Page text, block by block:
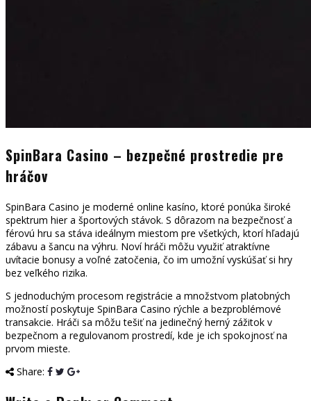
SpinBara Casino – bezpečné prostredie pre
hráčov
SpinBara Casino je moderné online kasíno, ktoré ponúka široké
spektrum hier a športových stávok. S dôrazom na bezpečnosť a
férovú hru sa stáva ideálnym miestom pre všetkých, ktorí hľadajú
zábavu a šancu na výhru. Noví hráči môžu využiť atraktívne
uvítacie bonusy a voľné zatočenia, čo im umožní vyskúšať si hry
bez veľkého rizika.
S jednoduchým procesom registrácie a množstvom platobných
možností poskytuje SpinBara Casino rýchle a bezproblémové
transakcie. Hráči sa môžu tešiť na jedinečný herný zážitok v
bezpečnom a regulovanom prostredí, kde je ich spokojnosť na
prvom mieste.
Share: